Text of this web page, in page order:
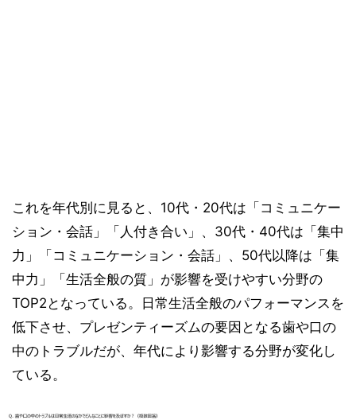
これを年代別に見ると、10代・20代は「コミュニケー
ション・会話」「人付き合い」、30代・40代は「集中
力」「コミュニケーション・会話」、50代以降は「集
中力」「生活全般の質」が影響を受けやすい分野の
TOP2となっている。日常生活全般のパフォーマンスを
低下させ、プレゼンティーズムの要因となる歯や口の
中のトラブルだが、年代により影響する分野が変化し
ている。